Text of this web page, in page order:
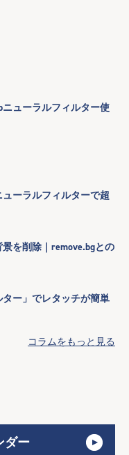
ューラルフィルター使
ーラルフィルターで超
を削除｜remove.bgとの
ー」でレタッチが簡単
コラムをもっと見る
ダー